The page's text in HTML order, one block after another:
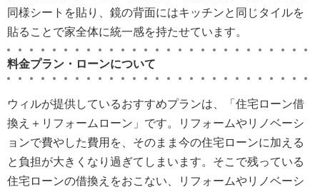
同様シートを貼り、鏡の背面にはキッチンと同じタイルを
貼ることで家全体に統一感を持たせています。
料金プラン・ローンについて
ウィルが提供しているおすすめプランは、「住宅ローン借
換え＋リフォームローン」です。リフォームやリノベーシ
ョンで費やした費用を、そのまま今の住宅ローンに加える
と負担が大きくなり過ぎてしまいます。そこで残っている
住宅ローンの借換えをおこない、リフォームやリノベーシ